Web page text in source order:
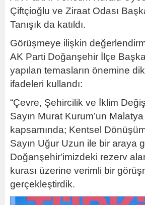
Çiftçioğlu ve Ziraat Odası
Tanışık da katıldı.
Görüşmeye ilişkin
AK Parti Doğanşehir İlçe
yapılan temasların önemine
ifadeleri kullandı:
“Çevre, Şehircilik ve İklim
Sayın Murat Kurum’un
kapsamında; Kentsel
Sayın Uğur Uzun ile bir araya
Doğanşehir'imizdeki rezerv
kurası üzerine verimli bir
gerçekleştirdik.